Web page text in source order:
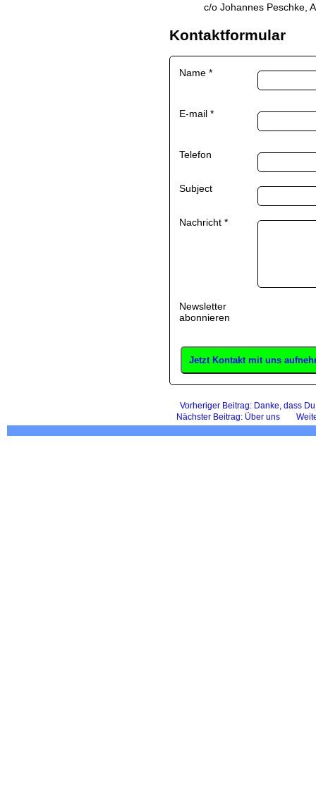
c/o Johannes Peschke,
Kontaktformular
Name*
E-mail*
Telefon
Subject
Nachricht*
Newsletter
abonnieren
Jetzt Kontakt mit uns
Vorheriger Beitrag: Danke, dass
Nächster Beitrag: Über uns